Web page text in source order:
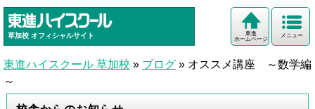
草加校 オフィシャルサイト メニュー
東進
ホームページ
東進ハイスクール 草加校 » ブログ » オススメ講座 ～数学編
～